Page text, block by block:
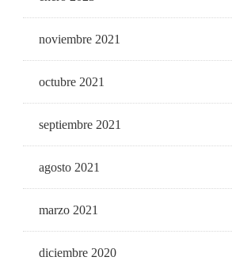
noviembre 2021
octubre 2021
septiembre 2021
agosto 2021
marzo 2021
diciembre 2020